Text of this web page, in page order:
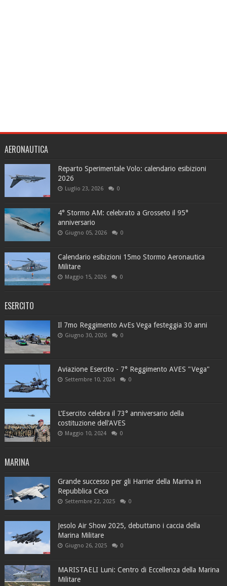
AERONAUTICA
Reparto Sperimentale Volo: calendario esibizioni
2026
Luglio 23, 2026 0
4° Stormo AM: celebrato a Grosseto il 95°
anniversario
Giugno 05, 2026 0
Calendario esibizioni 15mo Stormo Aeronautica
Militare
Maggio 15, 2026 0
ESERCITO
Il 7mo Reggimento AvEs Vega festeggia 30 anni
Giugno 30, 2026 0
Aviazione Esercito - 7° Reggimento AVES "Vega"
Settembre 10, 2024 0
L’Esercito celebra il 73° anniversario della
costituzione dell'AVES
Maggio 10, 2024 0
MARINA
Grande successo per gli Harrier della Marina in
Repubblica Ceca
Settembre 22, 2025 0
Jesolo Air Show 2025, debuttano i caccia della
Marina Militare
Giugno 26, 2025 0
MARISTAELI Luni: Centro di Eccellenza della Marina
Militare